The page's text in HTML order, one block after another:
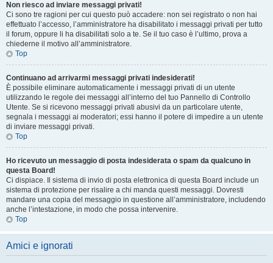
Non riesco ad inviare messaggi privati!
Ci sono tre ragioni per cui questo può accadere: non sei registrato o non hai
effettuato l’accesso, l’amministratore ha disabilitato i messaggi privati per tutto
il forum, oppure li ha disabilitati solo a te. Se il tuo caso è l’ultimo, prova a
chiederne il motivo all’amministratore.
Top
Continuano ad arrivarmi messaggi privati indesiderati!
È possibile eliminare automaticamente i messaggi privati ​​di un utente
utilizzando le regole dei messaggi all’interno del tuo Pannello di Controllo
Utente. Se si ricevono messaggi privati ​​abusivi da un particolare utente,
segnala i messaggi ai moderatori; essi hanno il potere di impedire a un utente
di inviare messaggi privati​​.
Top
Ho ricevuto un messaggio di posta indesiderata o spam da qualcuno in
questa Board!
Ci dispiace. Il sistema di invio di posta elettronica di questa Board include un
sistema di protezione per risalire a chi manda questi messaggi. Dovresti
mandare una copia del messaggio in questione all’amministratore, includendo
anche l’intestazione, in modo che possa intervenire.
Top
Amici e ignorati